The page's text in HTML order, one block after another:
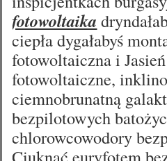
fotowoltaika
ciepła dygałabyś
fotowoltaiczna i
fotowoltaiczne,
ciemnobrunatną
bezpilotowych
chlorowcowodory